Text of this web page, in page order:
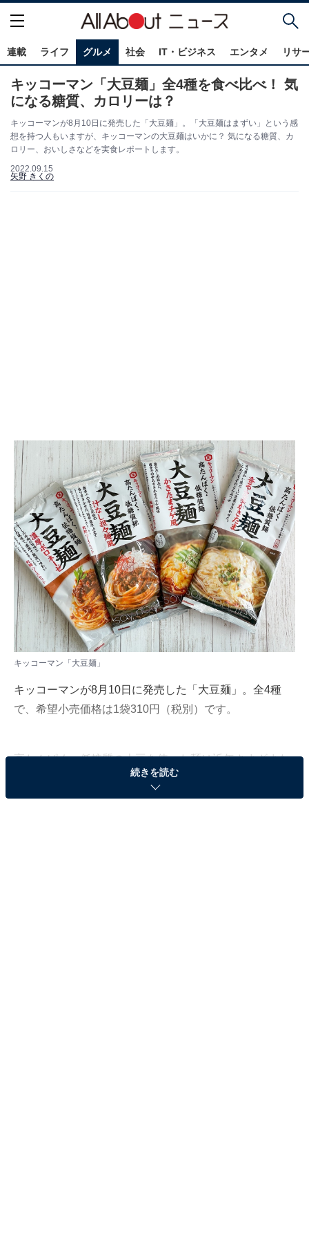
連載 ライフ グルメ 社会 IT・ビジネス エンタメ リサ
キッコーマン「大豆麺」全4種を食べ比べ！ 気
になる糖質、カロリーは？
キッコーマンが8月10日に発売した「大豆麺」。「大豆麺はまずい」という感
想を持つ人もいますが、キッコーマンの大豆麺はいかに？ 気になる糖質、カ
ロリー、おいしさなどを実食レポートします。
2022.09.15
矢野 きくの
キッコーマン「大豆麺」
キッコーマンが8月10日に発売した「大豆麺」。全4種
で、希望小売価格は1袋310円（税別）です。
高たんぱく、低糖質の大豆を使った麺は近年さまざまな
メーカーが発売していますが、大正時代から醤油メーカ
ーとして大豆を取り扱っているキッコーマンはいわば大
続きを読む